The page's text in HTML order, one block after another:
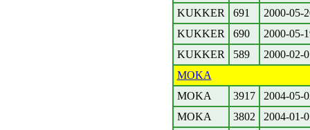
KUKKER
691
2000-05-
KUKKER
690
2000-05-
KUKKER
589
2000-02-
MOKA
MOKA
3917
2004-05-
MOKA
3802
2004-01-